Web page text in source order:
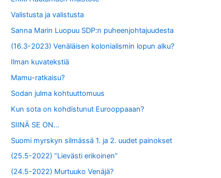
:
Valistusta ja valistusta
Sanna Marin Luopuu SDP:n puheenjohtajuudesta
(16.3-2023) Venäläisen kolonialismin lopun alku?
Ilman kuvatekstiä
Mamu-ratkaisu?
Sodan julma kohtuuttomuus
Kun sota on kohdistunut Eurooppaaan?
SIINÄ SE ON…
Suomi myrskyn silmässä 1. ja 2. uudet painokset
(25.5-2022) ”Lievästi erikoinen”
(24.5-2022) Murtuuko Venäjä?